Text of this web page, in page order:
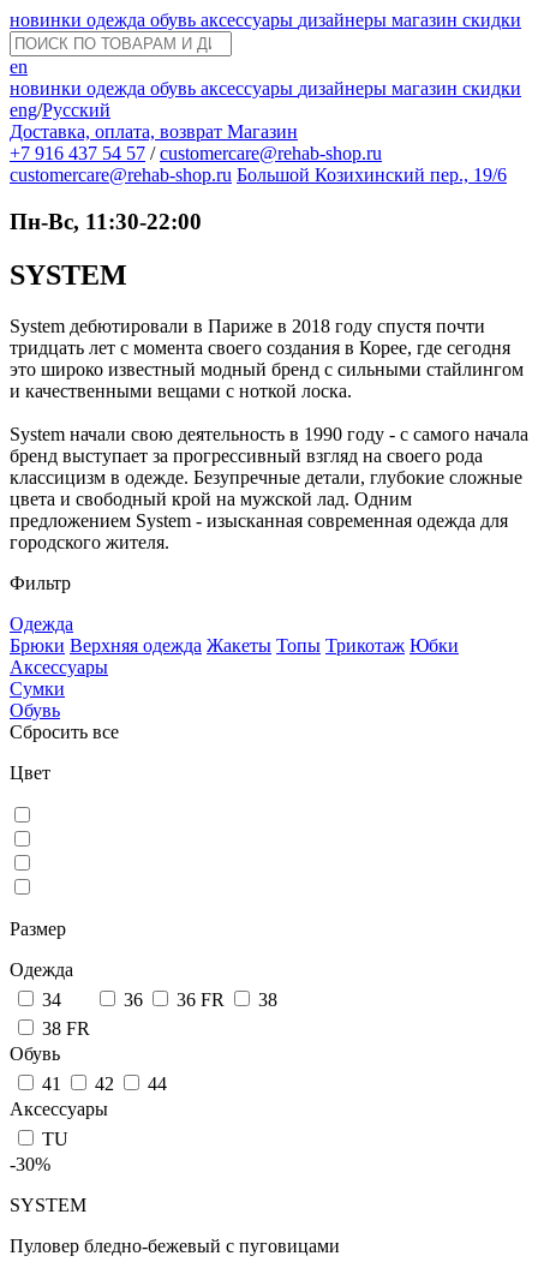
новинки одежда обувь аксессуары дизайнеры магазин скидки
en
новинки одежда обувь аксессуары дизайнеры магазин скидки
eng/Русский
Доставка, оплата, возврат Магазин
+7 916 437 54 57 / customercare@rehab-shop.ru
customercare@rehab-shop.ru Большой Козихинский пер., 19/6
Пн-Вс, 11:30-22:00
SYSTEM
System дебютировали в Париже в 2018 году спустя почти
тридцать лет с момента своего создания в Корее, где сегодня
это широко известный модный бренд с сильными стайлингом
и качественными вещами с ноткой лоска.
System начали свою деятельность в 1990 году - с самого начала
бренд выступает за прогрессивный взгляд на своего рода
классицизм в одежде. Безупречные детали, глубокие сложные
цвета и свободный крой на мужской лад. Одним
предложением System - изысканная современная одежда для
городского жителя.
Фильтр
Одежда
Брюки Верхняя одежда Жакеты Топы Трикотаж Юбки
Аксессуары
Сумки
Обувь
Сбросить все
Цвет
Размер
Одежда
34
36 36 FR
38
38 FR
Обувь
41
42
44
Аксессуары
TU
-30%
SYSTEM
Пуловер бледно-бежевый с пуговицами